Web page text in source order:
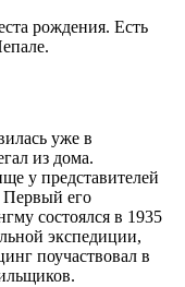
рождения. Есть
уже в
из дома.
у представителей
Первый его
состоялся в 1935
экспедиции,
поучаствовал в